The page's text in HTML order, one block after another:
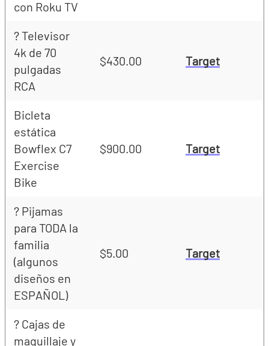
con Roku TV
? Televisor
4k de 70
pulgadas
RCA
$430.00 Target
Bicleta
estática
Bowflex C7
Exercise
Bike
$900.00 Target
? Pijamas
para TODA la
familia
(algunos
diseños en
ESPAÑOL)
$5.00 Target
? Cajas de
maquillaje y